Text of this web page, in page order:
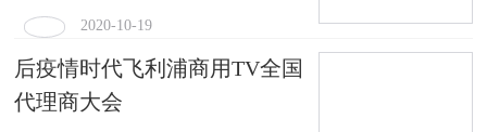
2020-10-19
后疫情时代飞利浦商用TV全国
代理商大会